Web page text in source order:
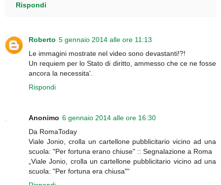
Rispondi
Roberto 5 gennaio 2014 alle ore 11:13
Le immagini mostrate nel video sono devastanti!?!
Un requiem per lo Stato di diritto, ammesso che ce ne fosse
ancora la necessita'.
Rispondi
Anonimo 6 gennaio 2014 alle ore 16:30
Da RomaToday
Viale Jonio, crolla un cartellone pubblicitario vicino ad una
scuola: "Per fortuna erano chiuse" :: Segnalazione a Roma
„Viale Jonio, crolla un cartellone pubblicitario vicino ad una
scuola: "Per fortuna era chiusa"“